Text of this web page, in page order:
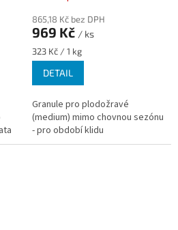
865,18 Kč bez DPH
969 Kč / ks
Měrná
cena:
323 Kč / 1 kg
DETAIL
Granule pro plodožravé
(medium) mimo chovnou sezónu
- pro období klidu